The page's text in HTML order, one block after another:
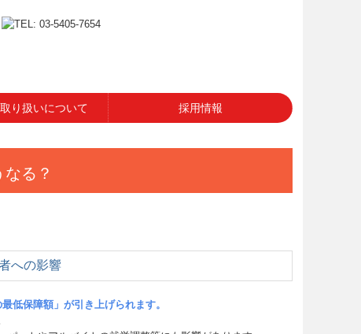
り扱いについて 採用情報
る？
への影響
低保障額」が引き上げられます。